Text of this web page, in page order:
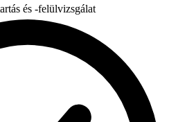
és -felülvizsgálat